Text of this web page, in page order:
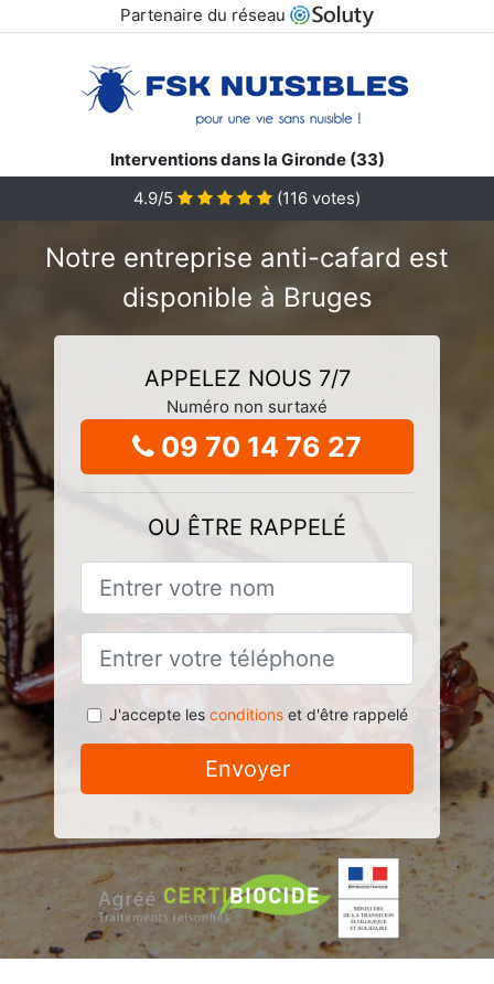
Partenaire du réseau
Interventions dans la Gironde (33)
4.9/5
(116 votes)
Notre entreprise anti-cafard est
disponible à Bruges
APPELEZ NOUS 7/7
Numéro non surtaxé
09 70 14 76 27
OU ÊTRE RAPPELÉ
J'accepte les conditionset d'être rappelé
Envoyer